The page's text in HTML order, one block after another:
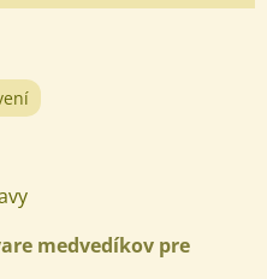
medvedíkov pre